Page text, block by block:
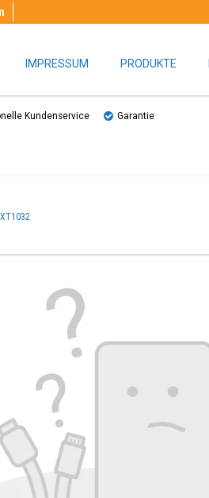
IMPRESSUM PRODUKTE
Kundenservice Garantie